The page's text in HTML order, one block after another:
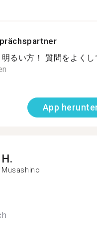
るい方！ 質問をよくし
App
H.
Musashino